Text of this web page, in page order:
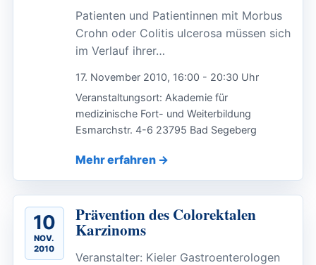
Patienten und Patientinnen mit Morbus
Crohn oder Colitis ulcerosa müssen sich
im Verlauf ihrer…
17. November 2010, 16:00 - 20:30 Uhr
Veranstaltungsort: Akademie für
medizinische Fort- und Weiterbildung
Esmarchstr. 4-6 23795 Bad Segeberg
Mehr erfahren
10
NOV.
2010
Prävention des Colorektalen
Karzinoms
Veranstalter: Kieler Gastroenterologen